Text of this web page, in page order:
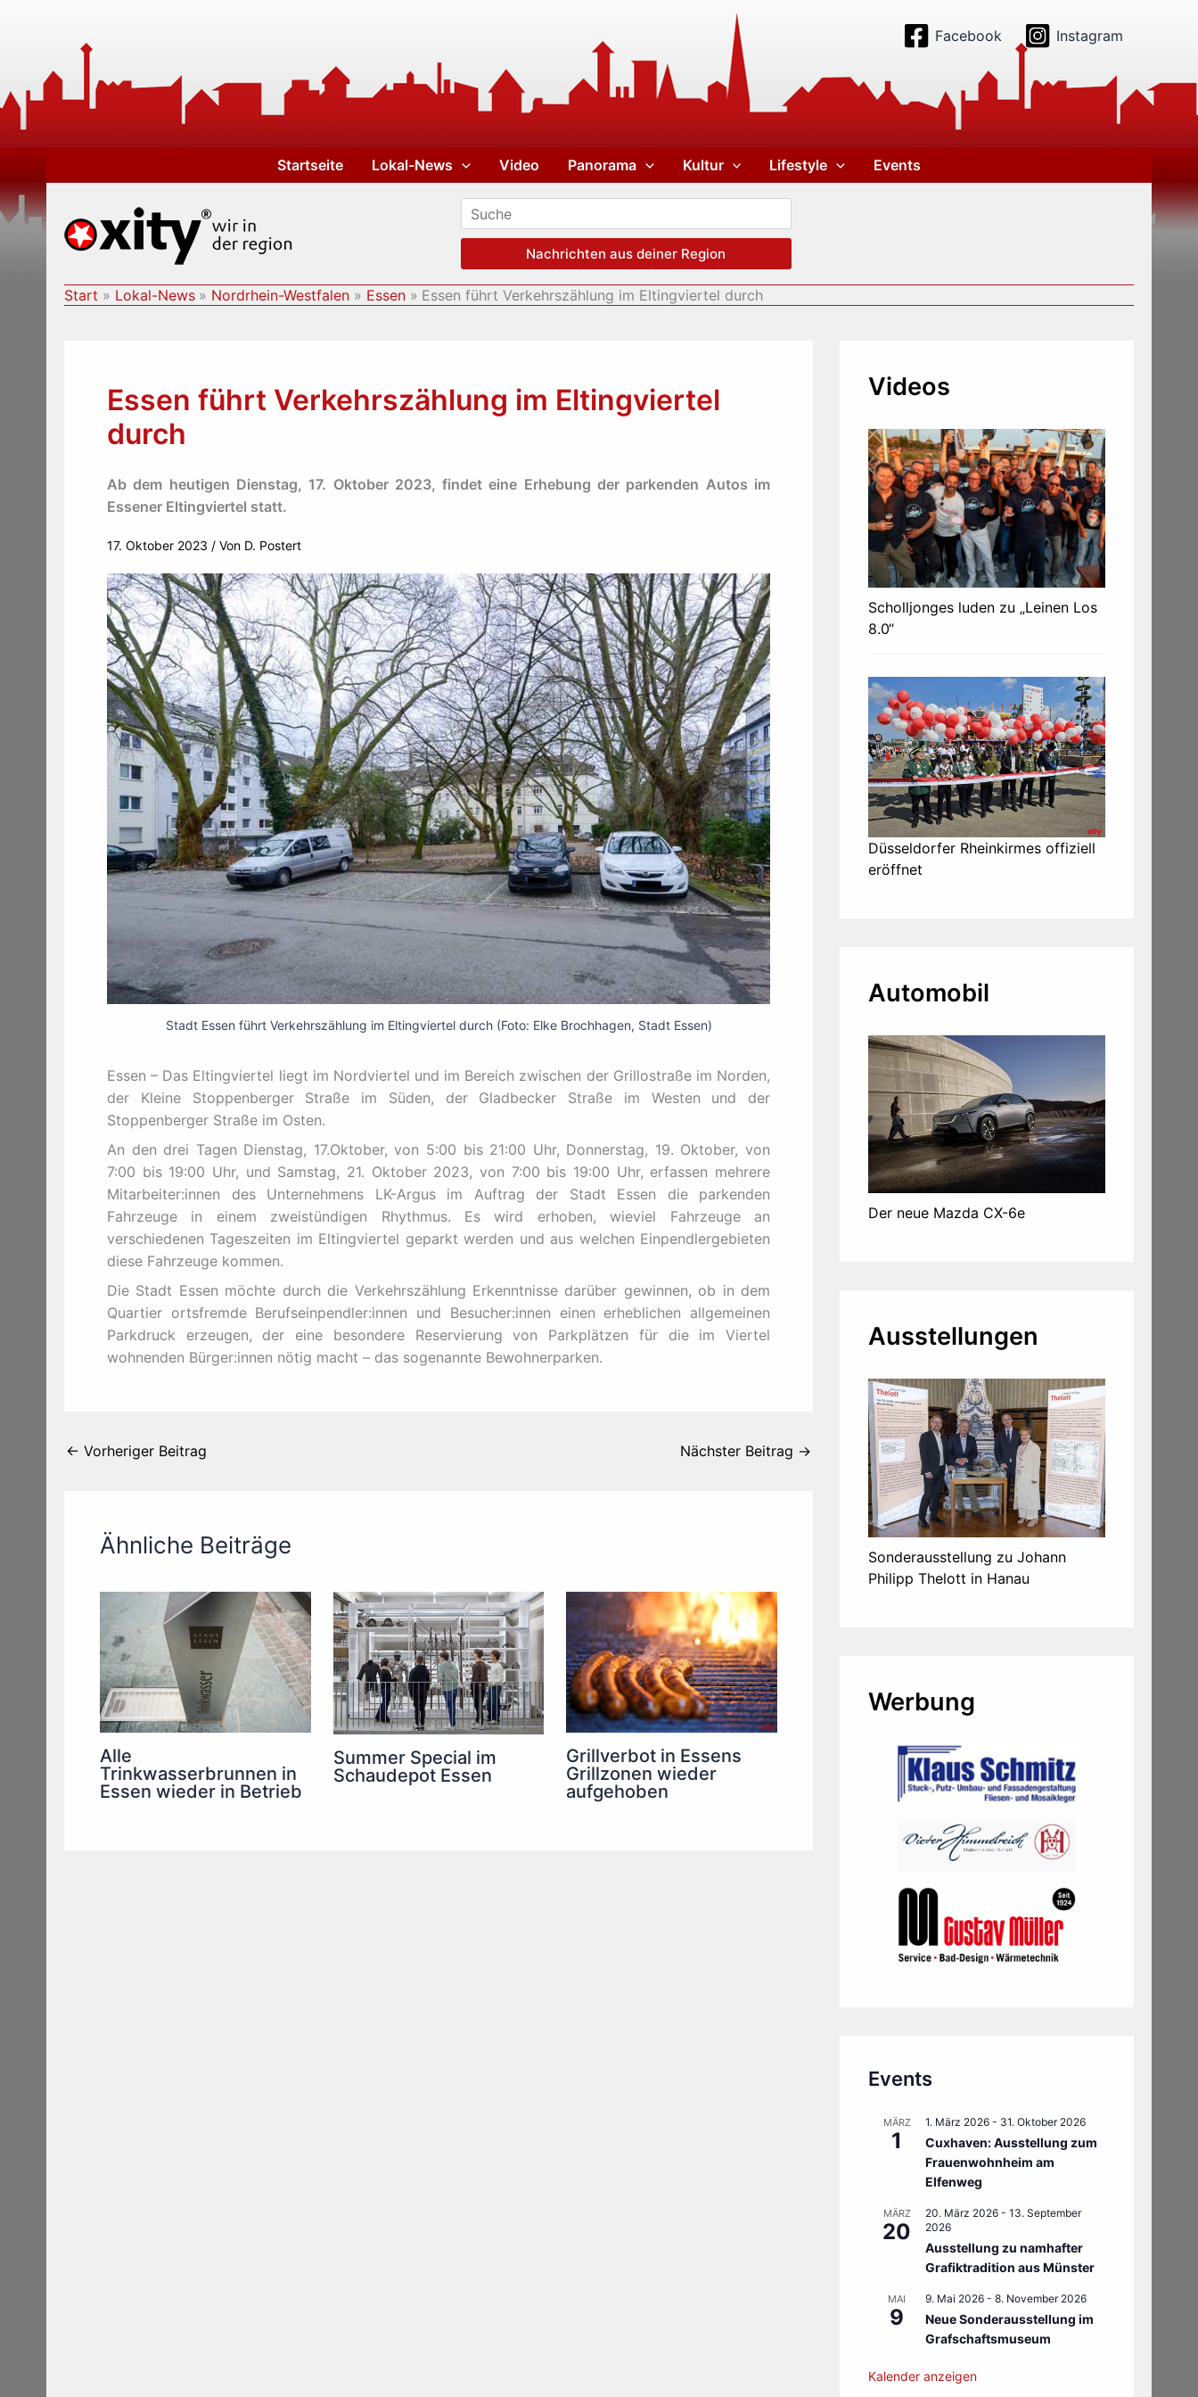
Facebook Instagram
Startseite Lokal-News Video Panorama Kultur Lifestyle Events
Nachrichten aus deiner Region
Start Lokal-News Nordrhein-Westfalen Essen Essen führt Verkehrszählung im Eltingviertel durch
Essen führt Verkehrszählung im Eltingviertel
durch
Ab dem heutigen Dienstag, 17. Oktober 2023, findet eine Erhebung der parkenden Autos im
Essener Eltingviertel statt.
17. Oktober 2023 / Von D. Postert
Stadt Essen führt Verkehrszählung im Eltingviertel durch (Foto: Elke Brochhagen, Stadt Essen)
Essen – Das Eltingviertel liegt im Nordviertel und im Bereich zwischen der Grillostraße im Norden,
der Kleine Stoppenberger Straße im Süden, der Gladbecker Straße im Westen und der
Stoppenberger Straße im Osten.
An den drei Tagen Dienstag, 17.Oktober, von 5:00 bis 21:00 Uhr, Donnerstag, 19. Oktober, von
7:00 bis 19:00 Uhr, und Samstag, 21. Oktober 2023, von 7:00 bis 19:00 Uhr, erfassen mehrere
Mitarbeiter:innen des Unternehmens LK-Argus im Auftrag der Stadt Essen die parkenden
Fahrzeuge in einem zweistündigen Rhythmus. Es wird erhoben, wieviel Fahrzeuge an
verschiedenen Tageszeiten im Eltingviertel geparkt werden und aus welchen Einpendlergebieten
diese Fahrzeuge kommen.
Die Stadt Essen möchte durch die Verkehrszählung Erkenntnisse darüber gewinnen, ob in dem
Quartier ortsfremde Berufseinpendler:innen und Besucher:innen einen erheblichen allgemeinen
Parkdruck erzeugen, der eine besondere Reservierung von Parkplätzen für die im Viertel
wohnenden Bürger:innen nötig macht – das sogenannte Bewohnerparken.
← Vorheriger Beitrag Nächster Beitrag →
Ähnliche Beiträge
Alle
Trinkwasserbrunnen in
Essen wieder in Betrieb
Summer Special im
Schaudepot Essen
Grillverbot in Essens
Grillzonen wieder
aufgehoben
Videos
Scholljonges luden zu „Leinen Los
8.0“
Düsseldorfer Rheinkirmes offiziell
eröffnet
Automobil
Der neue Mazda CX-6e
Ausstellungen
Sonderausstellung zu Johann
Philipp Thelott in Hanau
Werbung
Events
MÄRZ
1
1. März 2026 - 31. Oktober 2026
Cuxhaven: Ausstellung zum
Frauenwohnheim am
Elfenweg
MÄRZ
20
20. März 2026 - 13. September
2026
Ausstellung zu namhafter
Grafiktradition aus Münster
MAI
9
9. Mai 2026 - 8. November 2026
Neue Sonderausstellung im
Grafschaftsmuseum
Kalender anzeigen